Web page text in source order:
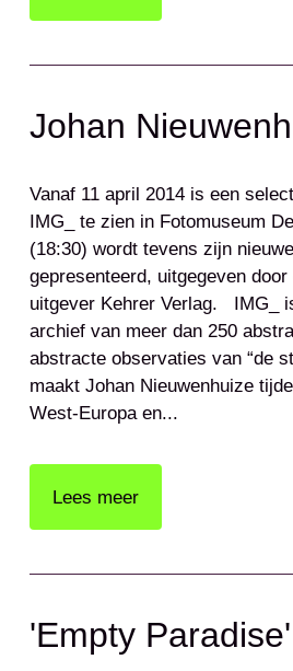
Johan
Vanaf 11 april 2014 is een
IMG_ te zien in Fotomuseum
(18:30) wordt tevens zijn nieuwe
gepresenteerd, uitgegeven
uitgever Kehrer Verlag. IMG_
archief van meer dan 250
abstracte observaties van “de
maakt Johan Nieuwenhuize
West-Europa en...
Lees meer
'Empty Paradise'